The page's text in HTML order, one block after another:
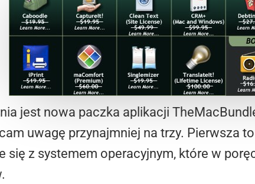
jest nowa paczka aplikacji
uwagę przynajmniej na trzy. Pierwsza
się z systemem operacyjnym, które w